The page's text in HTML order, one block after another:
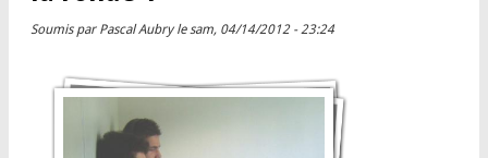
Soumis par Pascal Aubryle sam, 04/14/2012 - 23:24